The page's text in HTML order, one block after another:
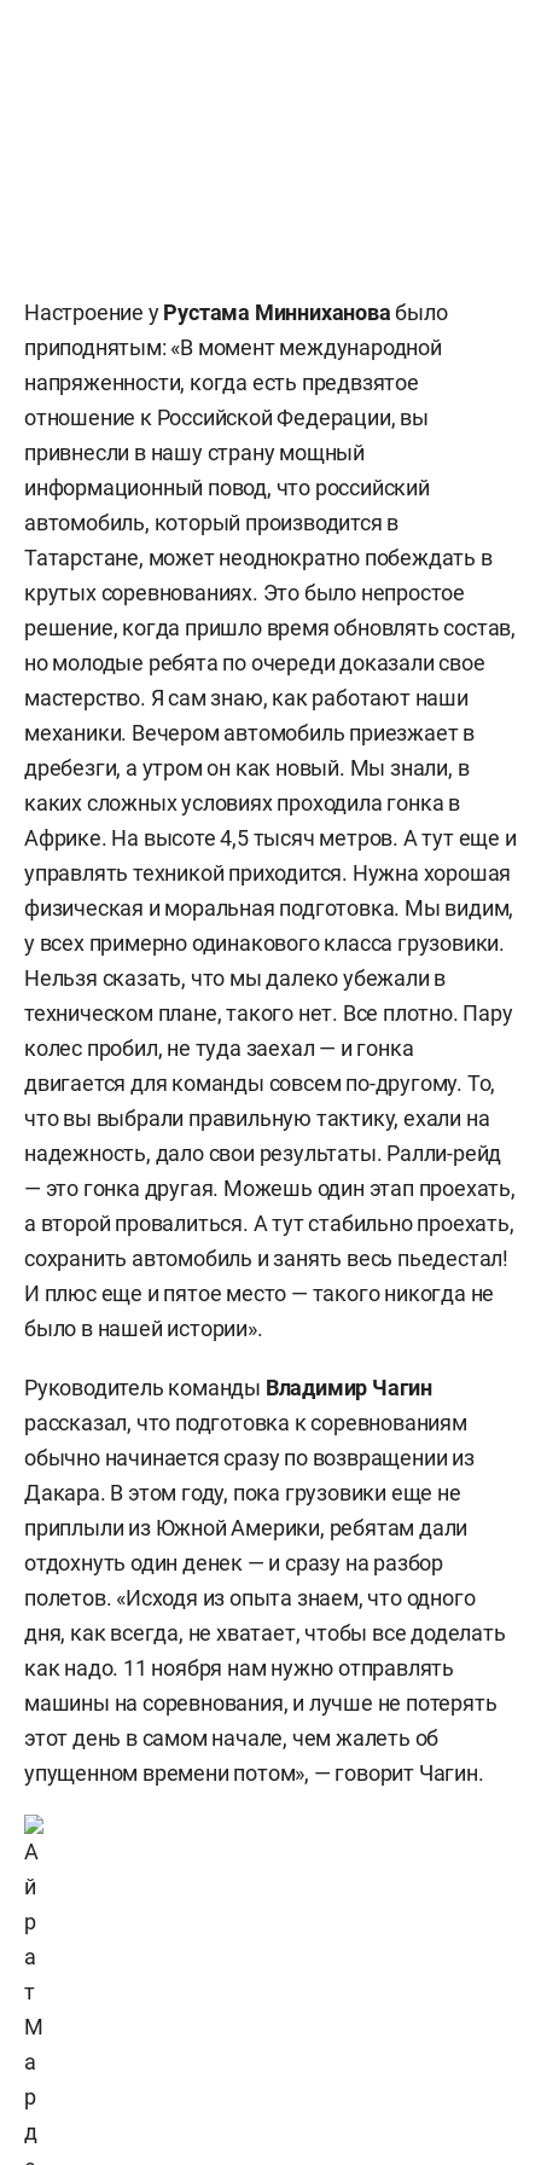
Настроение уРустама Миннихановабыло
приподнятым: «В момент международной
напряженности, когда есть предвзятое
отношение к Российской Федерации, вы
привнесли в нашу страну мощный
информационный повод, что российский
автомобиль, который производится в
Татарстане, может неоднократно побеждать в
крутых соревнованиях. Это было непростое
решение, когда пришло время обновлять состав,
но молодые ребята по очереди доказали свое
мастерство. Я сам знаю, как работают наши
механики. Вечером автомобиль приезжает в
дребезги, а утром он как новый. Мы знали, в
каких сложных условиях проходила гонка в
Африке. На высоте 4,5 тысяч метров. А тут еще и
управлять техникой приходится. Нужна хорошая
физическая и моральная подготовка. Мы видим,
у всех примерно одинакового класса грузовики.
Нельзя сказать, что мы далеко убежали в
техническом плане, такого нет. Все плотно. Пару
колес пробил, не туда заехал — и гонка
двигается для команды совсем по-другому. То,
что вы выбрали правильную тактику, ехали на
надежность, дало свои результаты. Ралли-рейд
— это гонка другая. Можешь один этап проехать,
а второй провалиться. А тут стабильно проехать,
сохранить автомобиль и занять весь пьедестал!
И плюс еще и пятое место — такого никогда не
было в нашей истории».
Руководитель команды Владимир Чагин
рассказал, что подготовка к соревнованиям
обычно начинается сразу по возвращении из
Дакара. В этом году, пока грузовики еще не
приплыли из Южной Америки, ребятам дали
отдохнуть один денек — и сразу на разбор
полетов. «Исходя из опыта знаем, что одного
дня, как всегда, не хватает, чтобы все доделать
как надо. 11 ноября нам нужно отправлять
машины на соревнования, и лучше не потерять
этот день в самом начале, чем жалеть об
упущенном времени потом», — говорит Чагин.